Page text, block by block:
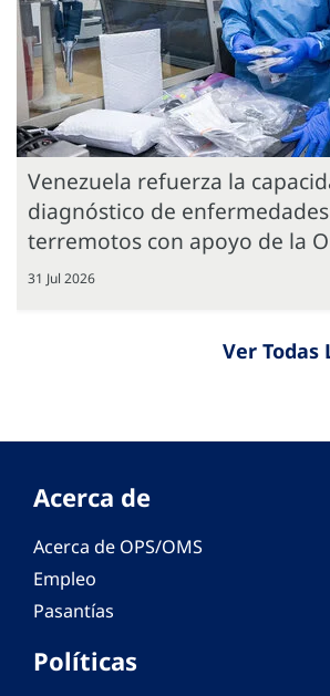
Venezuela refuerza la
diagnóstico de
terremotos con apoyo de la
31 Jul 2026
Ver Todas
Acerca de
Acerca de OPS/OMS
Empleo
Pasantías
Políticas